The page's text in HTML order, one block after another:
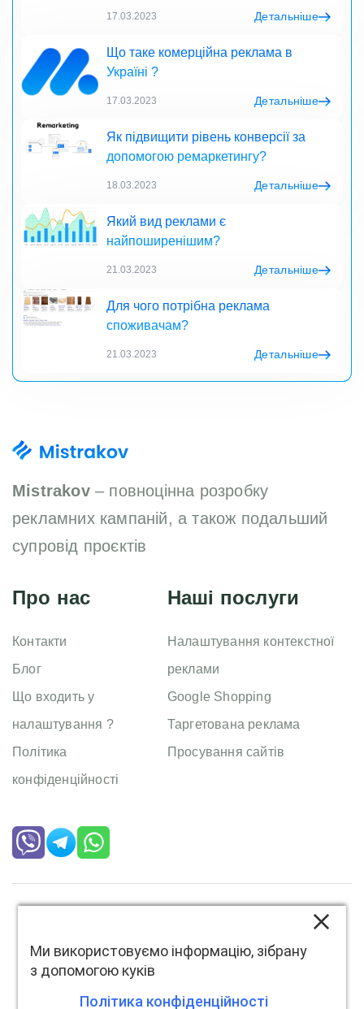
17.03.2023 Детальніше
Що таке комерційна реклама в
Україні ?
17.03.2023 Детальніше
Як підвищити рівень конверсії за
допомогою ремаркетингу?
18.03.2023 Детальніше
Який вид реклами є
найпоширенішим?
21.03.2023 Детальніше
Для чого потрібна реклама
споживачам?
21.03.2023 Детальніше
Mistrakov– повноцінна розробку
рекламних кампаній, а також подальший
супровід проєктів
Про нас
Контакти
Блог
Що входить у
налаштування ?
Політика
конфіденційності
Наші послуги
Налаштування контекстної
реклами
Google Shopping
Таргетована реклама
Просування сайтів
Ми використовуємо інформацію, зібрану
з допомогою куків
Політика конфіденційності